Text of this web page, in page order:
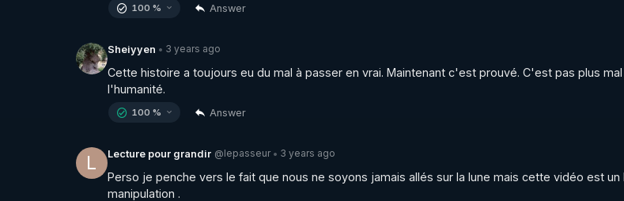
100 % Answer
Sheiyyen • 3 years ago
Cette histoire a toujours eu du mal à passer en vrai. Maintenant c'est prouvé. C'est pas plus
l'humanité.
100 % Answer
L Lecture pour grandir @lepasseur • 3 years ago
Perso je penche vers le fait que nous ne soyons jamais allés sur la lune mais cette vidéo est
manipulation .